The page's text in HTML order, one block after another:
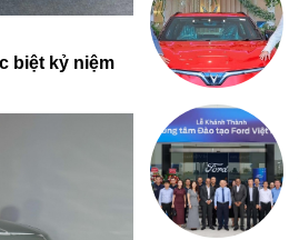
biệt kỷ niệm